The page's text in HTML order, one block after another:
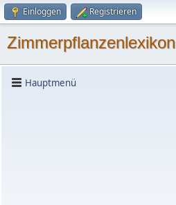
Einloggen Registrieren
Zimmerpflanzenlexikon
Hauptmenü